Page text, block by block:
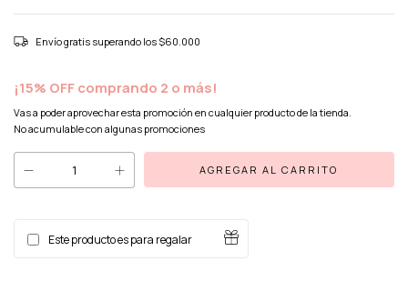
Envío gratis superando los $60.000
¡15% OFF comprando 2 o más!
Vas a poder aprovechar esta promoción en cualquier producto de la tienda.
No acumulable con algunas promociones
Este producto es para regalar